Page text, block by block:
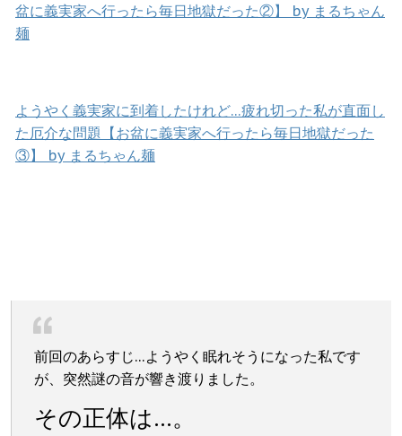
盆に義実家へ行ったら毎日地獄だった②】 by まるちゃん
麺
ようやく義実家に到着したけれど…疲れ切った私が直面し
た厄介な問題【お盆に義実家へ行ったら毎日地獄だった
③】 by まるちゃん麺
前回のあらすじ…ようやく眠れそうになった私です
が、突然謎の音が響き渡りました。
その正体は…。